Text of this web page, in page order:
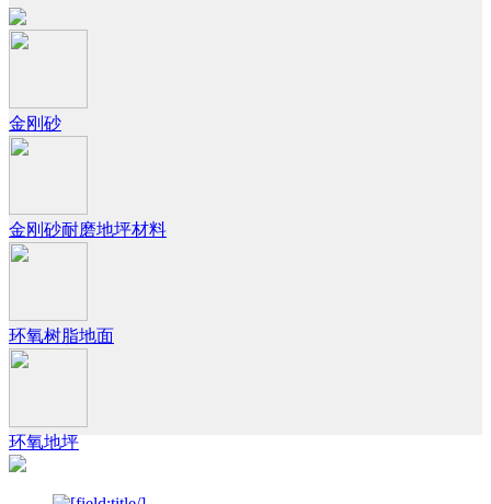
金刚砂
金刚砂耐磨地坪材料
环氧树脂地面
环氧地坪